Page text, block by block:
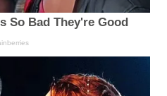
So Bad They're Good